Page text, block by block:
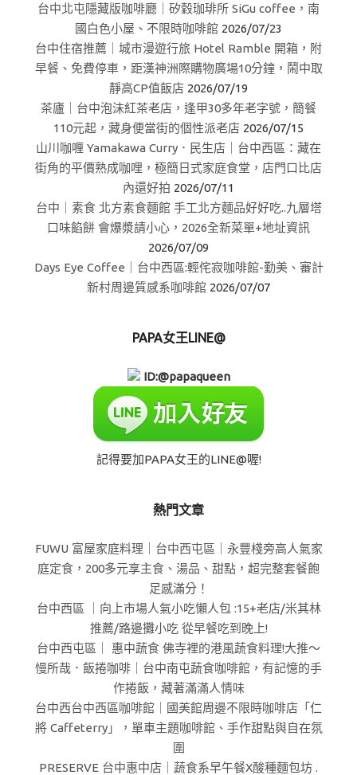
台中北屯隱藏版咖啡廳｜矽穀珈琲所 SiGu coffee，南
國白色小屋、不限時咖啡館 2026/07/23
台中住宿推薦｜城市漫遊行旅 Hotel Ramble 開箱，附
早餐、免費停車，距漢神洲際購物廣場10分鐘，鬧中取
靜高CP值飯店 2026/07/19
茶廬｜台中泡沫紅茶老店，逢甲30多年老字號，簡餐
110元起，藏身便當街的個性派老店 2026/07/15
山川咖喱 Yamakawa Curry．民生店｜台中西區：藏在
街角的平價熟成咖哩，極簡日式家庭食堂，店門口比店
內還好拍 2026/07/11
台中｜素食 北方素食麵館 手工北方麵品好好吃..九層塔
口味餡餅 會爆漿請小心，2026全新菜單+地址資訊
2026/07/09
Days Eye Coffee｜台中西區:輕侘寂咖啡館-勤美、審計
新村周邊質感系咖啡館 2026/07/07
PAPA女王LINE@
ID:@papaqueen
記得要加PAPA女王的LINE@喔!
熱門文章
FUWU 富屋家庭料理｜台中西屯區｜永豐棧旁高人氣家
庭定食，200多元享主食、湯品、甜點，超完整套餐飽
足感滿分！
台中西區 ｜向上市場人氣小吃懶人包 :15+老店/米其林
推薦/路邊攤小吃 從早餐吃到晚上!
台中西屯區｜ 惠中蔬食 佛寺裡的港風蔬食料理!大推～
慢所哉．飯捲咖啡｜台中南屯蔬食咖啡館，有記憶的手
作捲飯，藏著滿滿人情味
台中西台中西區咖啡館｜國美館周邊不限時咖啡店「仁
將 Caffeterry」，單車主題咖啡館、手作甜點與自在氛
圍
PRESERVE 台中惠中店｜蔬食系早午餐X酸種麵包坊 .